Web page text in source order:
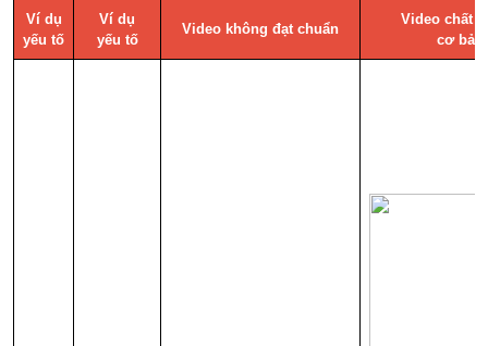
Ví dụ
yếu tố
Ví dụ
yếu tố
Video không đạt chuẩn
Video chất
cơ bản